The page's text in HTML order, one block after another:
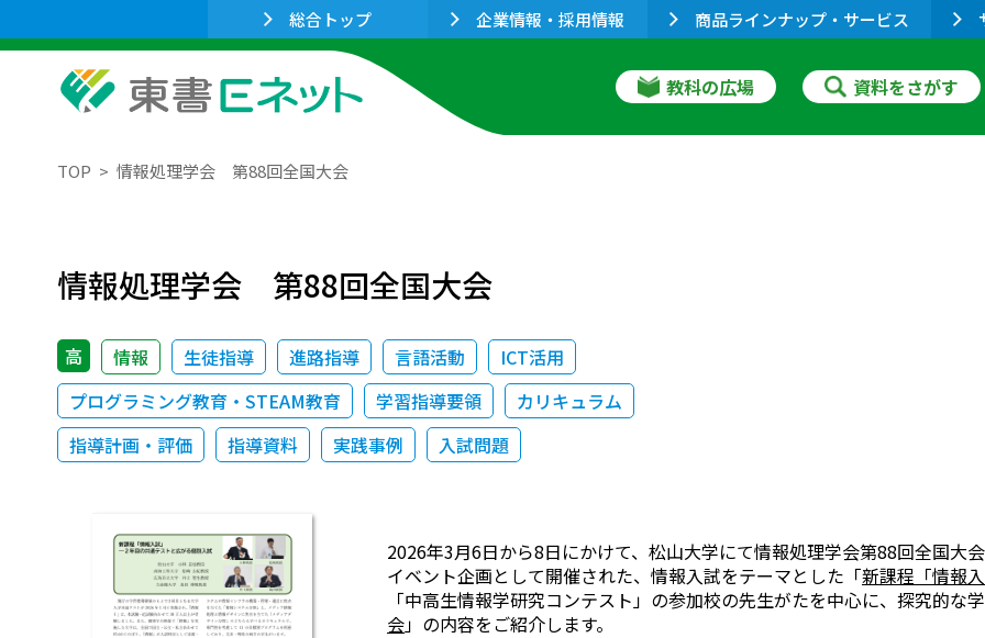
総合トップ 企業情報・採用情報 商品ラインナップ・サービス
教科の広場 資料をさがす
TOP 情報処理学会 第88回全国大会
情報処理学会 第88回全国大会
高 情報 生徒指導 進路指導 言語活動
ICT活用
プログラミング教育・STEAM教育
学習指導要領
カリキュラム
指導計画・評価
指導資料 実践事例 入試問題
2026年3月6日から8日にかけて、松山大学にて情報処理学会第88回全国大
イベント企画として開催された、情報入試をテーマとした「新課程「情報
「中高生情報学研究コンテスト」の参加校の先生がたを中心に、探究的な
会」の内容をご紹介します。